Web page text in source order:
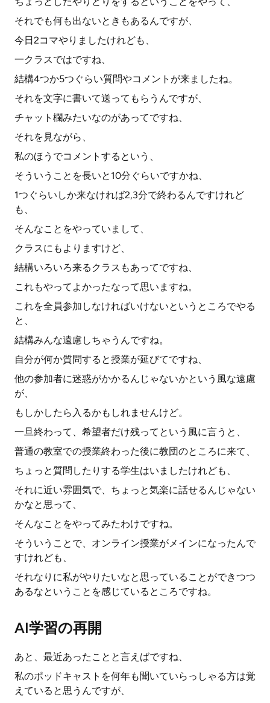
それでも何も出ないときもあるんですが、
今日2コマやりましたけれども、
一クラスではですね、
結構4つか5つぐらい質問やコメントが来ましたね。
それを文字に書いて送ってもらうんですが、
チャット欄みたいなのがあってですね、
それを見ながら、
私のほうでコメントするという、
そういうことを長いと10分ぐらいですかね、
1つぐらいしか来なければ2,3分で終わるんですけれど
も、
そんなことをやっていまして、
クラスにもよりますけど、
結構いろいろ来るクラスもあってですね、
これもやってよかったなって思いますね。
これを全員参加しなければいけないというところでやる
と、
結構みんな遠慮しちゃうんですね。
自分が何か質問すると授業が延びてですね、
他の参加者に迷惑がかかるんじゃないかという風な遠慮
が、
もしかしたら入るかもしれませんけど。
一旦終わって、希望者だけ残ってという風に言うと、
普通の教室での授業終わった後に教団のところに来て、
ちょっと質問したりする学生はいましたけれども、
それに近い雰囲気で、ちょっと気楽に話せるんじゃない
かなと思って、
そんなことをやってみたわけですね。
そういうことで、オンライン授業がメインになったんで
すけれども、
それなりに私がやりたいなと思っていることができつつ
あるなということを感じているところですね。
AI学習の再開
あと、最近あったことと言えばですね、
私のポッドキャストを何年も聞いていらっしゃる方は覚
えていると思うんですが、